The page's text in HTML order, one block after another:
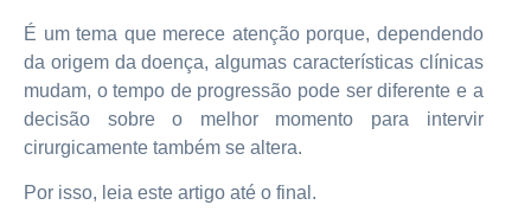
É um tema que merece atenção porque, dependendo
da origem da doença, algumas características clínicas
mudam, o tempo de progressão pode ser diferente e a
decisão sobre o melhor momento para intervir
cirurgicamente também se altera.
Por isso, leia este artigo até o final.